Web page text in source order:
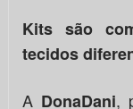
Kits são
tecidos
A DonaDani,